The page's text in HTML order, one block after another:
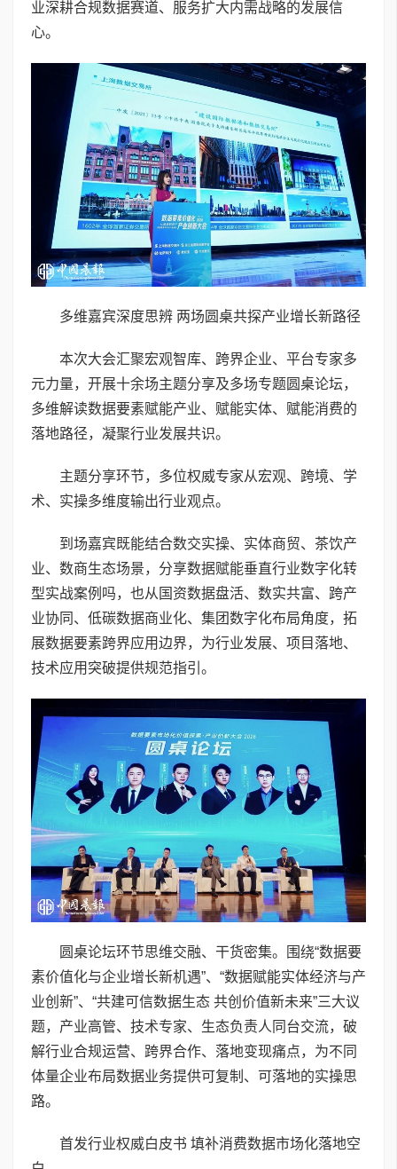
业深耕合规数据赛道、服务扩大内需战略的发展信
心。
多维嘉宾深度思辨 两场圆桌共探产业增长新路径
本次大会汇聚宏观智库、跨界企业、平台专家多
元力量，开展十余场主题分享及多场专题圆桌论坛，
多维解读数据要素赋能产业、赋能实体、赋能消费的
落地路径，凝聚行业发展共识。
主题分享环节，多位权威专家从宏观、跨境、学
术、实操多维度输出行业观点。
到场嘉宾既能结合数交实操、实体商贸、茶饮产
业、数商生态场景，分享数据赋能垂直行业数字化转
型实战案例吗，也从国资数据盘活、数实共富、跨产
业协同、低碳数据商业化、集团数字化布局角度，拓
展数据要素跨界应用边界，为行业发展、项目落地、
技术应用突破提供规范指引。
圆桌论坛环节思维交融、干货密集。围绕“数据要
素价值化与企业增长新机遇”、“数据赋能实体经济与产
业创新”、“共建可信数据生态 共创价值新未来”三大议
题，产业高管、技术专家、生态负责人同台交流，破
解行业合规运营、跨界合作、落地变现痛点，为不同
体量企业布局数据业务提供可复制、可落地的实操思
路。
首发行业权威白皮书 填补消费数据市场化落地空